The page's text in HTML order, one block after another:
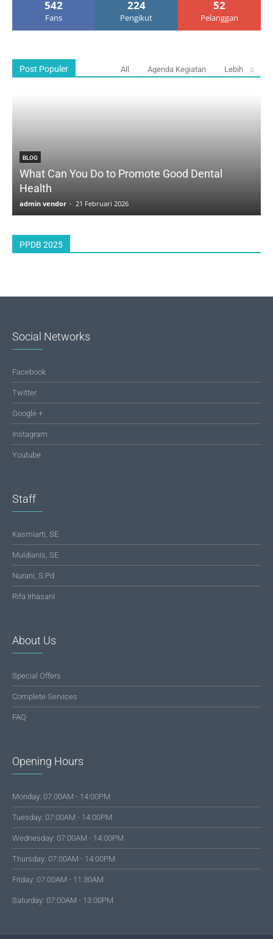
542
Fans
224
Pengikut
52
Pelanggan
Post Populer All Agenda Kegiatan Lebih
BLOG
What Can You Do to Promote Good Dental
Health
admin vendor - 21 Februari 2026
PPDB 2025
Social Networks
Facebook
Twitter
Google +
Instagram
Youtube
Staff
Kasmiarti, SE
Muldianis, SE
Nurani, S.Pd
Rifa Irhasani
About Us
Special Offers
Complete Services
FAQ
Opening Hours
Monday: 07:00AM - 14:00PM
Tuesday: 07:00AM - 14:00PM
Wednesday: 07:00AM - 14:00PM
Thursday: 07:00AM - 14:00PM
Friday: 07:00AM - 11:30AM
Saturday: 07:00AM - 13:00PM